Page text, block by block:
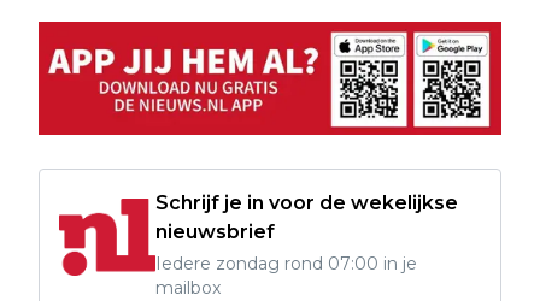
Schrijf je in voor de wekelijkse
nieuwsbrief
Iedere zondag rond 07:00 in je
mailbox